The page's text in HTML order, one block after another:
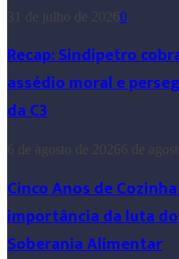
0
Recap: Sindipetro
assédio moral e
da C3
Cinco Anos de
importância da luta
Soberania Alimentar